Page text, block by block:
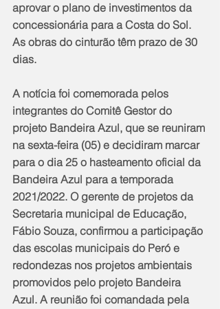
aprovar o plano de investimentos da
concessionária para a Costa do Sol.
As obras do cinturão têm prazo de 30
dias.
A notícia foi comemorada pelos
integrantes do Comitê Gestor do
projeto Bandeira Azul, que se reuniram
na sexta-feira (05) e decidiram marcar
para o dia 25 o hasteamento oficial da
Bandeira Azul para a temporada
2021/2022. O gerente de projetos da
Secretaria municipal de Educação,
Fábio Souza, confirmou a participação
das escolas municipais do Peró e
redondezas nos projetos ambientais
promovidos pelo projeto Bandeira
Azul. A reunião foi comandada pela